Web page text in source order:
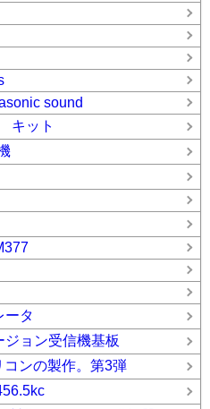
sound
キット
ータ
ョン受信機基板
ンの製作。第3弾